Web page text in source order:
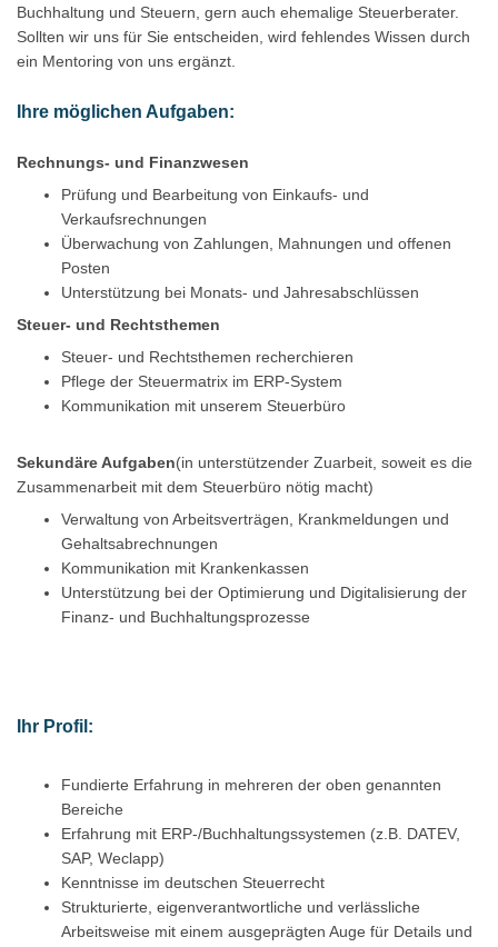
Buchhaltung und Steuern, gern auch ehemalige Steuerberater.
Sollten wir uns für Sie entscheiden, wird fehlendes Wissen durch
ein Mentoring von uns ergänzt.
Ihre möglichen Aufgaben:
Rechnungs- und Finanzwesen
Prüfung und Bearbeitung von Einkaufs- und
Verkaufsrechnungen
Überwachung von Zahlungen, Mahnungen und offenen
Posten
Unterstützung bei Monats- und Jahresabschlüssen
Steuer- und Rechtsthemen
Steuer- und Rechtsthemen recherchieren
Pflege der Steuermatrix im ERP-System
Kommunikation mit unserem Steuerbüro
Sekundäre Aufgaben(in unterstützender Zuarbeit, soweit es die
Zusammenarbeit mit dem Steuerbüro nötig macht)
Verwaltung von Arbeitsverträgen, Krankmeldungen und
Gehaltsabrechnungen
Kommunikation mit Krankenkassen
Unterstützung bei der Optimierung und Digitalisierung der
Finanz- und Buchhaltungsprozesse
Ihr Profil:
Fundierte Erfahrung in mehreren der oben genannten
Bereiche
Erfahrung mit ERP-/Buchhaltungssystemen (z.B. DATEV,
SAP, Weclapp)
Kenntnisse im deutschen Steuerrecht
Strukturierte, eigenverantwortliche und verlässliche
Arbeitsweise mit einem ausgeprägten Auge für Details und